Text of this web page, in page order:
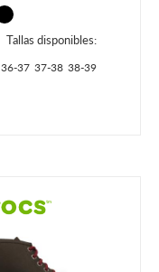
Tallas disponibles:
36-37 37-38 38-39